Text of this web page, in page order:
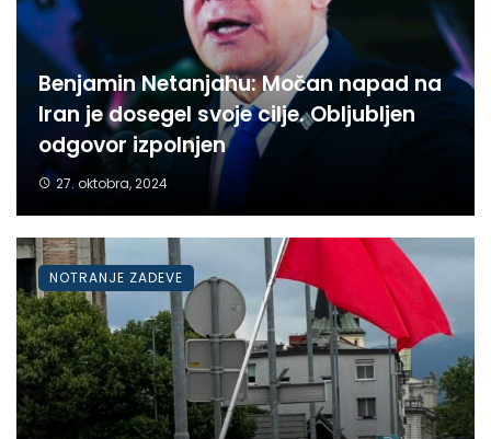
Benjamin Netanjahu: Močan napad na
Iran je dosegel svoje cilje. Obljubljen
odgovor izpolnjen
27. oktobra, 2024
NOTRANJE ZADEVE